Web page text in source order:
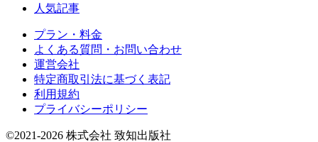
人気記事
プラン・料金
よくある質問・お問い合わせ
運営会社
特定商取引法に基づく表記
利用規約
プライバシーポリシー
©2021-2026 株式会社 致知出版社